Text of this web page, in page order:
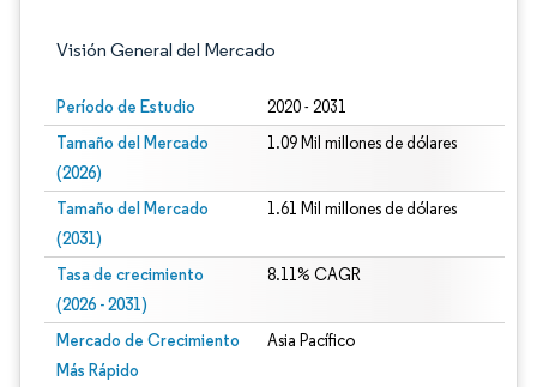
Visión General del Mercado
Período de Estudio 2020 - 2031
Tamaño del Mercado
(2026)
1.09 Mil millones de dólares
Tamaño del Mercado
(2031)
1.61 Mil millones de dólares
Tasa de crecimiento
(2026 - 2031)
8.11% CAGR
Mercado de Crecimiento
Más Rápido
Asia Pacífico